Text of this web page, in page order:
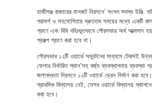
হাজীগঞ্জ বাজারের যানজট নিরসনে’ সংসদ সদস্য ইঞ্জি.
পরামর্শ ও সহযোগিতায় দ্রুততম সময়ের মধ্যে একটি
গ্রহণ এবং বিধি বহিঃভূতভাবে পৌরসভার অর্থ আত্মসাৎ
প্রকল্প গ্রহণ করা হবে না।
পৌরসভার ১২টি ওয়ার্ডে সমবন্টনের মাধ্যমে টেকসই
ফেলার নির্ধারিত স্থান’সহ বর্জ্য ব্যবস্থাপনায় ব্যবস্থা
জলাবদ্ধতা নিরসনে ১২টি ওয়ার্ডে ড্রেন নির্মাণ করা
প্রাথমিক বিদ্যালয় নেই, সেসব ওয়ার্ডে বিদ্যালয়
করা হবে।